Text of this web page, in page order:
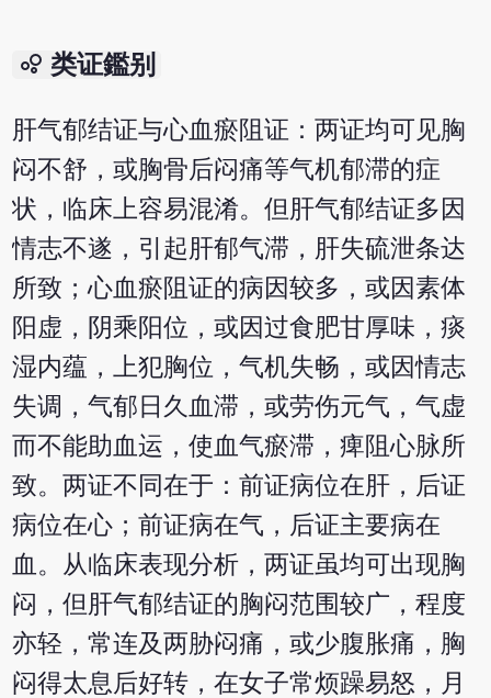
bubble_chart 类证鑑别
肝气郁结证与心血瘀阻证：两证均可见胸
闷不舒，或胸骨后闷痛等气机郁滞的症
状，临床上容易混淆。但肝气郁结证多因
情志不遂，引起肝郁气滞，肝失硫泄条达
所致；心血瘀阻证的病因较多，或因素体
阳虚，阴乘阳位，或因过食肥甘厚味，痰
湿内蕴，上犯胸位，气机失畅，或因情志
失调，气郁日久血滞，或劳伤元气，气虚
而不能助血运，使血气瘀滞，痺阻心脉所
致。两证不同在于：前证病位在肝，后证
病位在心；前证病在气，后证主要病在
血。从临床表现分析，两证虽均可出现胸
闷，但肝气郁结证的胸闷范围较广，程度
亦轻，常连及两胁闷痛，或少腹胀痛，胸
闷得太息后好转，在女子常烦躁易怒，月